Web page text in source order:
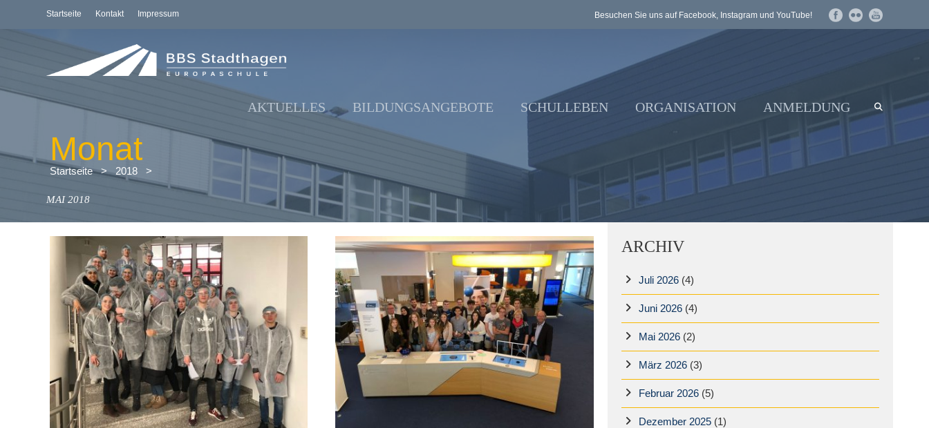
Startseite Kontakt Impressum Besuchen Sie uns auf Facebook, Instagram und YouTube!
AKTUELLES BILDUNGSANGEBOTE SCHULLEBEN ORGANISATION ANMELDUNG
Monat
Startseite > 2018 >
MAI 2018
ARCHIV
Juli 2026(4)
Juni 2026(4)
Mai 2026(2)
März 2026(3)
Februar 2026(5)
Dezember 2025(1)